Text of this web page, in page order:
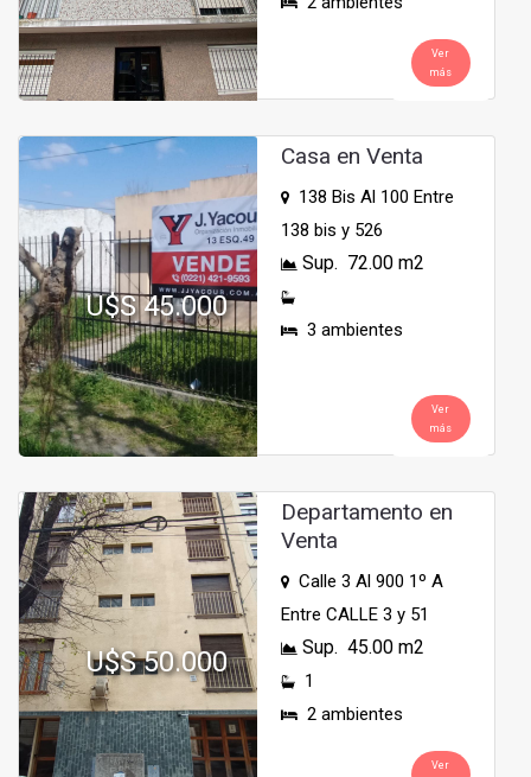
Ver
más
U$S 45.000
Casa en Venta
138 Bis Al 100 Entre
138 bis y 526
Sup. 72.00 m2
3 ambientes
Ver
más
U$S 50.000
Departamento en
Venta
Calle 3 Al 900 1º A
Entre CALLE 3 y 51
Sup. 45.00 m2
1
2 ambientes
Ver